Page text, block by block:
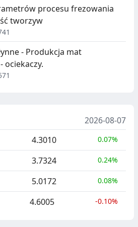
procesu frezowania
tworzyw
- Produkcja mat
ociekaczy.
2026-08-07
4.3010 0.07%
3.7324 0.24%
5.0172 0.08%
4.6005 -0.10%